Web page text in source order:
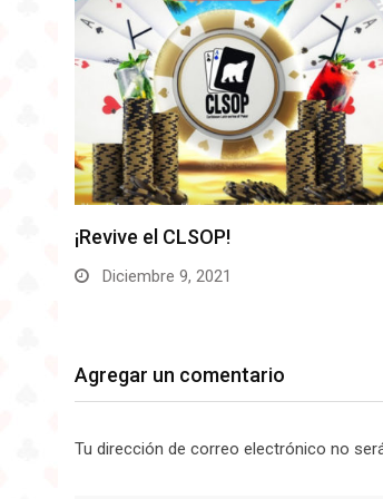
¡Revive el CLSOP!
Diciembre 9, 2021
Agregar un comentario
Tu dirección de correo electrónico no